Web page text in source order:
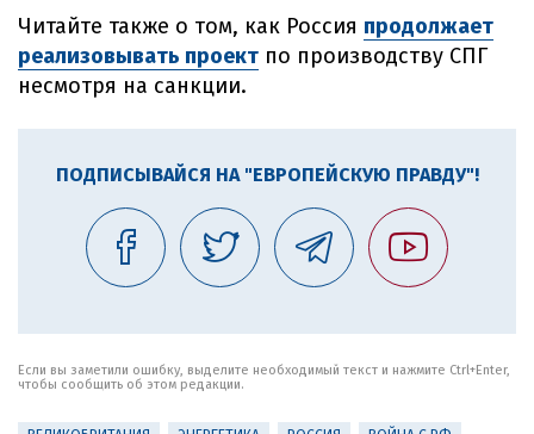
Читайте также о том, как Россия продолжает
реализовывать проект по производству СПГ
несмотря на санкции.
ПОДПИСЫВАЙСЯ НА "ЕВРОПЕЙСКУЮ ПРАВДУ"!
Если вы заметили ошибку, выделите необходимый текст и нажмите Ctrl+Enter,
чтобы сообщить об этом редакции.